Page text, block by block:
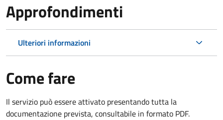
Approfondimenti
Ulteriori informazioni
Come fare
Il servizio può essere attivato presentando tutta la
documentazione prevista, consultabile in formato PDF.